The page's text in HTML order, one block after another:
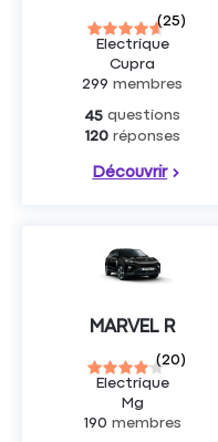
(25)
Electrique
Cupra
299 membres
45 questions
120 réponses
Découvrir
MARVEL R
(20)
Electrique
Mg
190 membres